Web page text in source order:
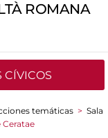
ROMANA
CÍVICOS
temáticas > Sala
Ceratae